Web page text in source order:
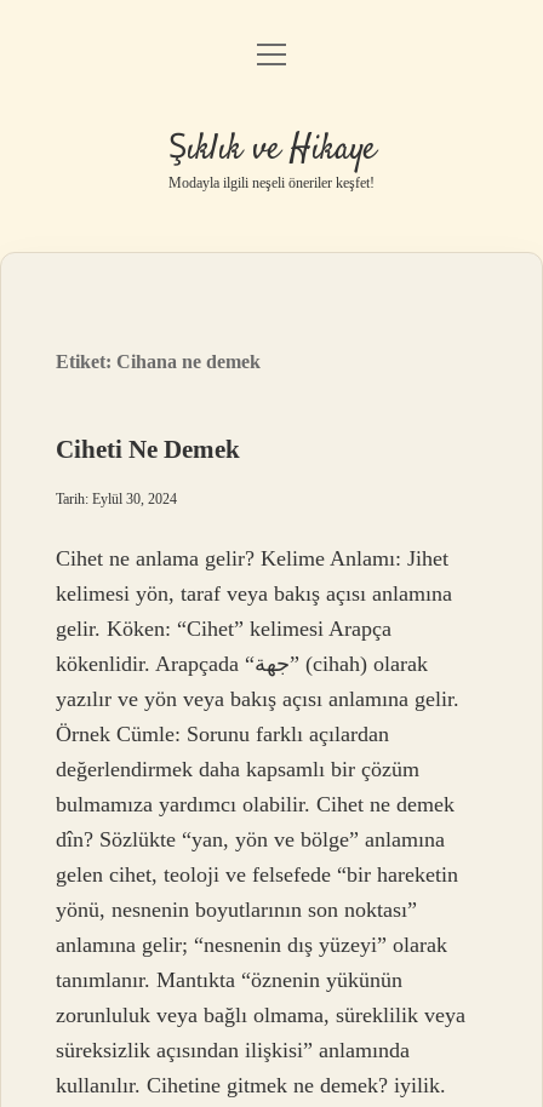
Gizlilik Politikası
Yasal Uyarı
menüyü
Şıklık ve Hikaye
Modayla ilgili neşeli öneriler keşfet!
Etiket:Cihana ne demek
Ciheti Ne Demek
Tarih: Eylül 30, 2024
Cihet ne anlama gelir? Kelime Anlamı: Jihet
kelimesi yön, taraf veya bakış açısı anlamına
gelir. Köken: “Cihet” kelimesi Arapça
kökenlidir. Arapçada “جهة” (cihah) olarak
yazılır ve yön veya bakış açısı anlamına gelir.
Örnek Cümle: Sorunu farklı açılardan
değerlendirmek daha kapsamlı bir çözüm
bulmamıza yardımcı olabilir. Cihet ne demek
dîn? Sözlükte “yan, yön ve bölge” anlamına
gelen cihet, teoloji ve felsefede “bir hareketin
yönü, nesnenin boyutlarının son noktası”
anlamına gelir; “nesnenin dış yüzeyi” olarak
tanımlanır. Mantıkta “öznenin yükünün
zorunluluk veya bağlı olmama, süreklilik veya
süreksizlik açısından ilişkisi” anlamında
kullanılır. Cihetine gitmek ne demek? iyilik.